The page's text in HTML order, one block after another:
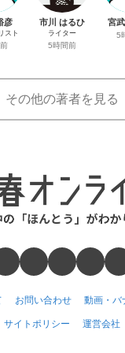
彦
スト
市川 はるひ
ライター
5時間前
宮
5
その他の著者を見る
お問い合わせ 動画・バ
サイトポリシー 運営会社